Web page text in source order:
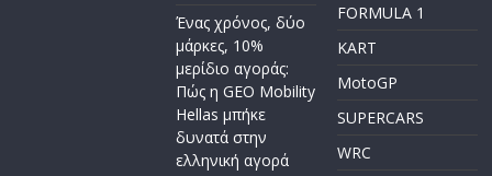
Ένας χρόνος, δύο
μάρκες, 10%
μερίδιο αγοράς:
Πώς η GEO Mobility
Hellas μπήκε
δυνατά στην
ελληνική αγορά
FORMULA 1
KART
MotoGP
SUPERCARS
WRC